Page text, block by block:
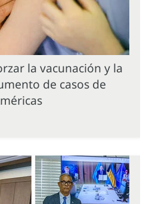
la vacunación y la
de casos de